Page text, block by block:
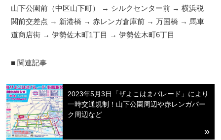
山下公園前（中区山下町） → シルクセンター前 → 横浜税
関前交差点 → 新港橋 → 赤レンガ倉庫前 → 万国橋 → 馬車
道商店街 → 伊勢佐木町1丁目 → 伊勢佐木町6丁目
■ 関連記事
2023年5月3日「ザよこはまパレード」により
一時交通規制！山下公園周辺や赤レンガパー
ク周辺など